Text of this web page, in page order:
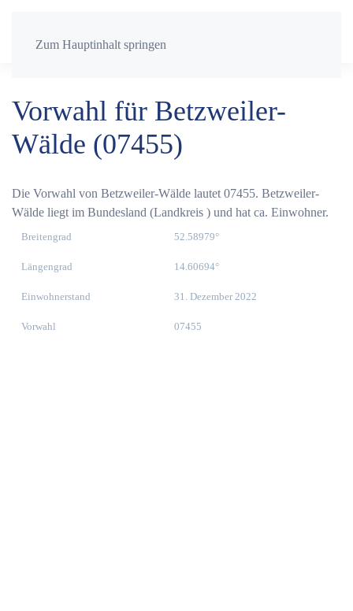
Zum Hauptinhalt springen
Vorwahl für Betzweiler-
Wälde (07455)
Die Vorwahl von Betzweiler-Wälde lautet 07455. Betzweiler-
Wälde liegt im Bundesland (Landkreis ) und hat ca. Einwohner.
Breitengrad 52.58979°
Längengrad 14.60694°
Einwohnerstand 31. Dezember 2022
Vorwahl 07455